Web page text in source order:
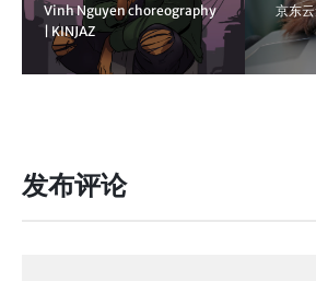
Vinh Nguyen choreography
| KINJAZ
京东
发布评论